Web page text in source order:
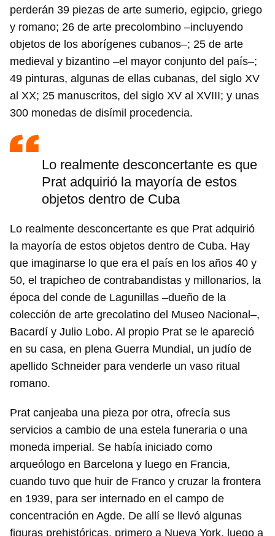
perderán 39 piezas de arte sumerio, egipcio, griego
y romano; 26 de arte precolombino –incluyendo
objetos de los aborígenes cubanos–; 25 de arte
medieval y bizantino –el mayor conjunto del país–;
49 pinturas, algunas de ellas cubanas, del siglo XV
al XX; 25 manuscritos, del siglo XV al XVIII; y unas
300 monedas de disímil procedencia.
Lo realmente desconcertante es que
Prat adquirió la mayoría de estos
objetos dentro de Cuba
Lo realmente desconcertante es que Prat adquirió
la mayoría de estos objetos dentro de Cuba. Hay
que imaginarse lo que era el país en los años 40 y
50, el trapicheo de contrabandistas y millonarios, la
época del conde de Lagunillas –dueño de la
colección de arte grecolatino del Museo Nacional–,
Bacardí y Julio Lobo. Al propio Prat se le apareció
en su casa, en plena Guerra Mundial, un judío de
apellido Schneider para venderle un vaso ritual
romano.
Prat canjeaba una pieza por otra, ofrecía sus
servicios a cambio de una estela funeraria o una
moneda imperial. Se había iniciado como
arqueólogo en Barcelona y luego en Francia,
cuando tuvo que huir de Franco y cruzar la frontera
en 1939, para ser internado en el campo de
concentración en Agde. De allí se llevó algunas
figuras prehistóricas, primero a Nueva York, luego a